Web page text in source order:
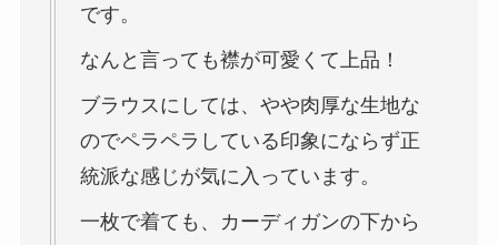
です。
なんと言っても襟が可愛くて上品！
ブラウスにしては、やや肉厚な生地な
のでペラペラしている印象にならず正
統派な感じが気に入っています。
一枚で着ても、カーディガンの下から